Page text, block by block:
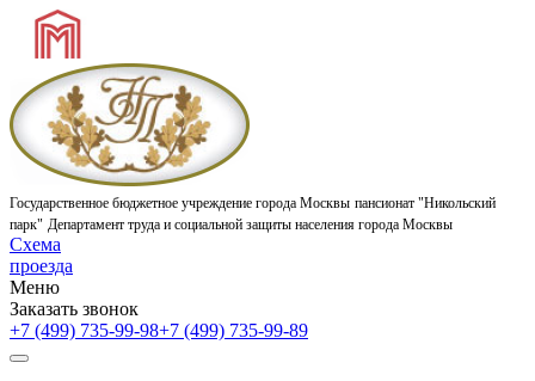
Государственное бюджетное учреждение города Москвы пансионат "Никольский
парк" Департамент труда и социальной защиты населения города Москвы
Схема
проезда
Меню
Заказать звонок
+7 (499) 735-99-98+7 (499) 735-99-89